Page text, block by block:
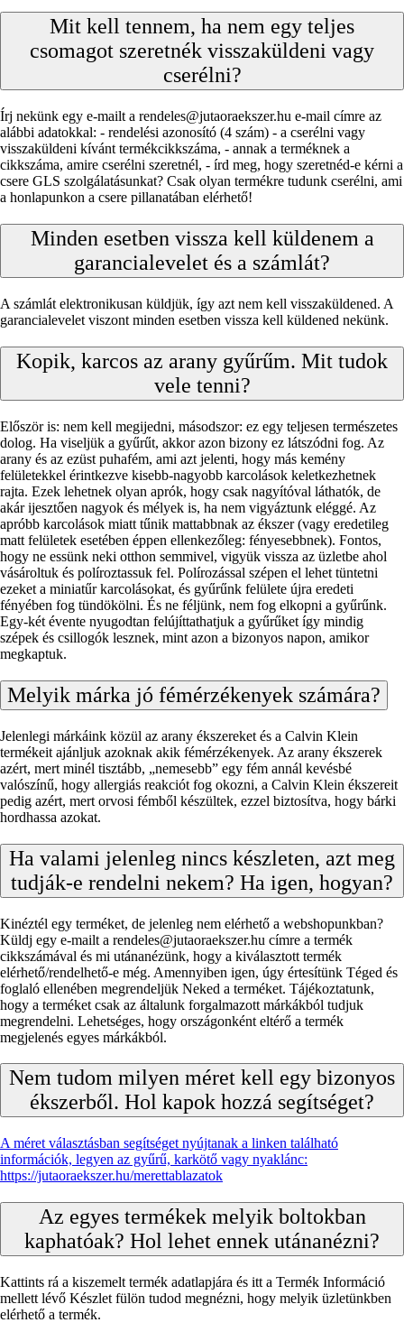
Mit kell tennem, ha nem egy teljes
csomagot szeretnék visszaküldeni vagy
cserélni?
Írj nekünk egy e-mailt a rendeles@jutaoraekszer.hu e-mail címre az
alábbi adatokkal: - rendelési azonosító (4 szám) - a cserélni vagy
visszaküldeni kívánt termékcikkszáma, - annak a terméknek a
cikkszáma, amire cserélni szeretnél, - írd meg, hogy szeretnéd-e kérni a
csere GLS szolgálatásunkat? Csak olyan termékre tudunk cserélni, ami
a honlapunkon a csere pillanatában elérhető!
Minden esetben vissza kell küldenem a
garancialevelet és a számlát?
A számlát elektronikusan küldjük, így azt nem kell visszaküldened. A
garancialevelet viszont minden esetben vissza kell küldened nekünk.
Kopik, karcos az arany gyűrűm. Mit tudok
vele tenni?
Először is: nem kell megijedni, másodszor: ez egy teljesen természetes
dolog. Ha viseljük a gyűrűt, akkor azon bizony ez látszódni fog. Az
arany és az ezüst puhafém, ami azt jelenti, hogy más kemény
felületekkel érintkezve kisebb-nagyobb karcolások keletkezhetnek
rajta. Ezek lehetnek olyan aprók, hogy csak nagyítóval láthatók, de
akár ijesztően nagyok és mélyek is, ha nem vigyáztunk eléggé. Az
apróbb karcolások miatt tűnik mattabbnak az ékszer (vagy eredetileg
matt felületek esetében éppen ellenkezőleg: fényesebbnek). Fontos,
hogy ne essünk neki otthon semmivel, vigyük vissza az üzletbe ahol
vásároltuk és políroztassuk fel. Polírozással szépen el lehet tüntetni
ezeket a miniatűr karcolásokat, és gyűrűnk felülete újra eredeti
fényében fog tündökölni. És ne féljünk, nem fog elkopni a gyűrűnk.
Egy-két évente nyugodtan felújíttathatjuk a gyűrűket így mindig
szépek és csillogók lesznek, mint azon a bizonyos napon, amikor
megkaptuk.
Melyik márka jó fémérzékenyek számára?
Jelenlegi márkáink közül az arany ékszereket és a Calvin Klein
termékeit ajánljuk azoknak akik fémérzékenyek. Az arany ékszerek
azért, mert minél tisztább, „nemesebb” egy fém annál kevésbé
valószínű, hogy allergiás reakciót fog okozni, a Calvin Klein ékszereit
pedig azért, mert orvosi fémből készültek, ezzel biztosítva, hogy bárki
hordhassa azokat.
Ha valami jelenleg nincs készleten, azt meg
tudják-e rendelni nekem? Ha igen, hogyan?
Kinéztél egy terméket, de jelenleg nem elérhető a webshopunkban?
Küldj egy e-mailt a rendeles@jutaoraekszer.hu címre a termék
cikkszámával és mi utánanézünk, hogy a kiválasztott termék
elérhető/rendelhető-e még. Amennyiben igen, úgy értesítünk Téged és
foglaló ellenében megrendeljük Neked a terméket. Tájékoztatunk,
hogy a terméket csak az általunk forgalmazott márkákból tudjuk
megrendelni. Lehetséges, hogy országonként eltérő a termék
megjelenés egyes márkákból.
Nem tudom milyen méret kell egy bizonyos
ékszerből. Hol kapok hozzá segítséget?
A méret választásban segítséget nyújtanak a linken található
információk, legyen az gyűrű, karkötő vagy nyaklánc:
https://jutaoraekszer.hu/merettablazatok
Az egyes termékek melyik boltokban
kaphatóak? Hol lehet ennek utánanézni?
Kattints rá a kiszemelt termék adatlapjára és itt a Termék Információ
mellett lévő Készlet fülön tudod megnézni, hogy melyik üzletünkben
elérhető a termék.